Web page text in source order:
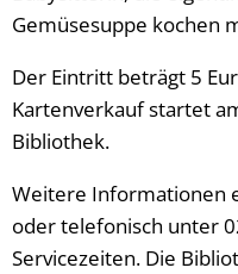
Gemüsesuppe kochen
Der Eintritt beträgt 5
Kartenverkauf startet
Bibliothek.
Weitere Informationen
oder telefonisch unter
Servicezeiten. Die